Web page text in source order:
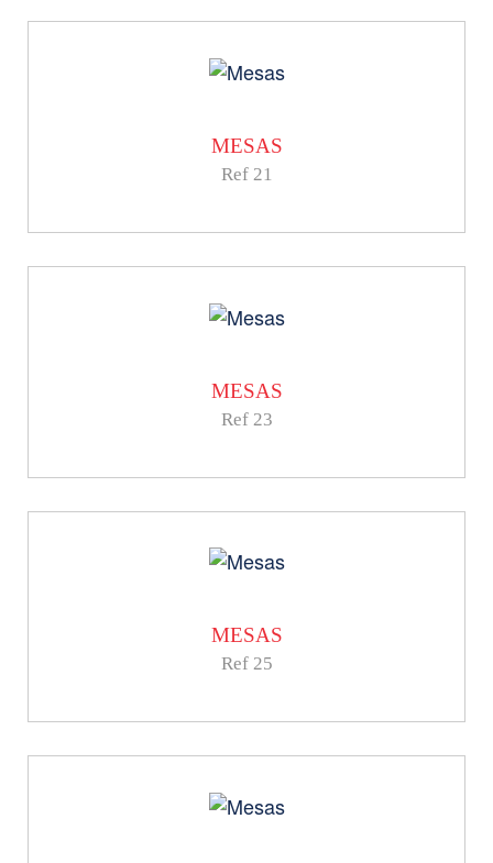
MESAS
Ref 21
MESAS
Ref 23
MESAS
Ref 25